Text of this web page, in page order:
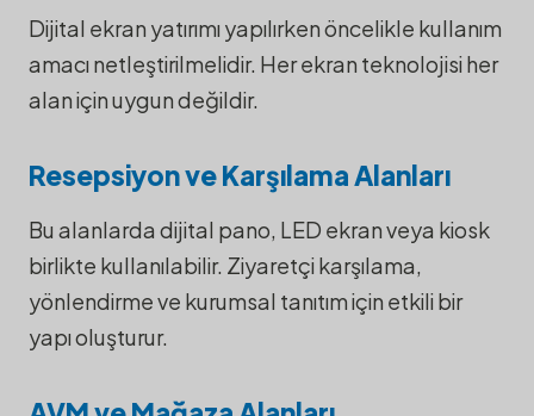
Dijital ekran yatırımı yapılırken öncelikle kullanım
amacı netleştirilmelidir. Her ekran teknolojisi her
alan için uygun değildir.
Resepsiyon ve Karşılama Alanları
Bu alanlarda dijital pano, LED ekran veya kiosk
birlikte kullanılabilir. Ziyaretçi karşılama,
yönlendirme ve kurumsal tanıtım için etkili bir
yapı oluşturur.